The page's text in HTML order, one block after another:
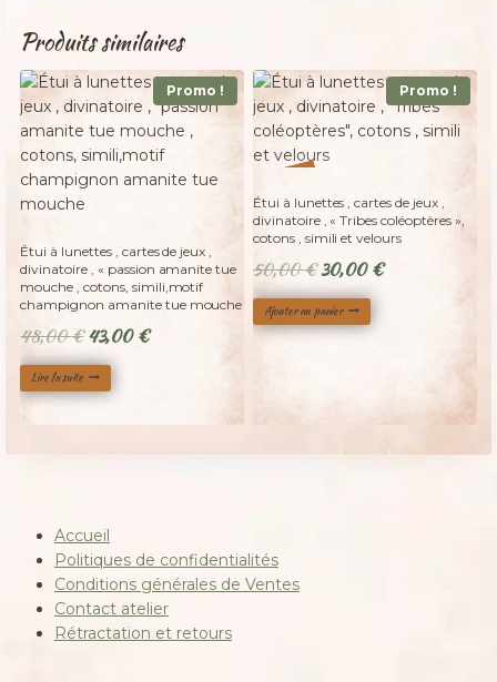
Produits similaires
Promo !
Adopté
Étui à lunettes , cartes de jeux ,
divinatoire , « passion amanite tue
mouche , cotons, simili,motif
champignon amanite tue mouche
48,00€ Le
prix
initial
43,00€Le
Lire la suite
Promo !
Étui à lunettes , cartes de jeux ,
divinatoire , « Tribes coléoptères »,
cotons , simili et velours
50,00€ Le
prix
initial
30,00€Le
Ajouter au panier
Accueil
Politiques de confidentialités
Conditions générales de Ventes
Contact atelier
Rétractation et retours